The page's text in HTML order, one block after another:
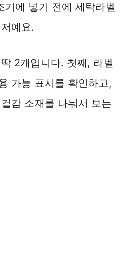
기에 넣기 전에 세탁라벨
예요.
2개입니다. 첫째, 라벨
가능 표시를 확인하고,
감 소재를 나눠서 보는